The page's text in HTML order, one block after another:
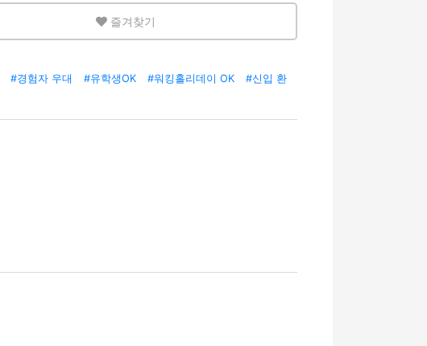
즐겨찾기
#경험자 우대 #유학생OK #워킹홀리데이 OK
#신입 환